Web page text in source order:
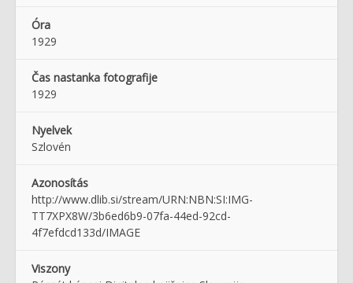
Óra
1929
Čas nastanka fotografije
1929
Nyelvek
Szlovén
Azonosítás
http://www.dlib.si/stream/URN:NBN:SI:IMG-
TT7XPX8W/3b6ed6b9-07fa-44ed-92cd-
4f7efdcd133d/IMAGE
Viszony